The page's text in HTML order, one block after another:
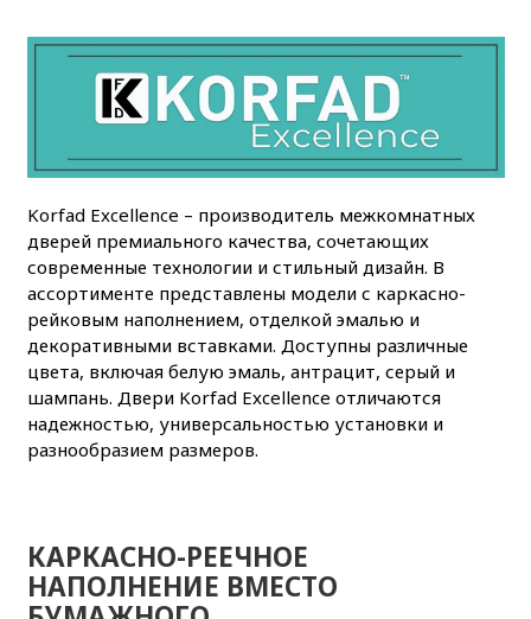
Korfad Excellence – производитель межкомнатных
дверей премиального качества, сочетающих
современные технологии и стильный дизайн. В
ассортименте представлены модели с каркасно-
рейковым наполнением, отделкой эмалью и
декоративными вставками. Доступны различные
цвета, включая белую эмаль, антрацит, серый и
шампань. Двери Korfad Excellence отличаются
надежностью, универсальностью установки и
разнообразием размеров.
КАРКАСНО-РЕЕЧНОЕ
НАПОЛНЕНИЕ ВМЕСТО